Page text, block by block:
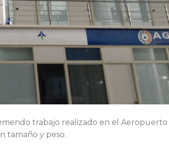
trabajo realizado en el Aeropuerto
tamaño y peso.